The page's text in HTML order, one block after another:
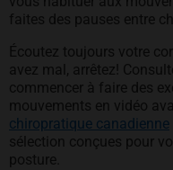
faites des pauses entre
Écoutez toujours votre
avez mal, arrêtez!
commencer à faire des
mouvements en vidéo
chiropratique canadienne
sélection conçues pour
posture.